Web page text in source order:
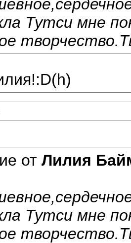
Тутси мне
от Лилия
Тутси мне